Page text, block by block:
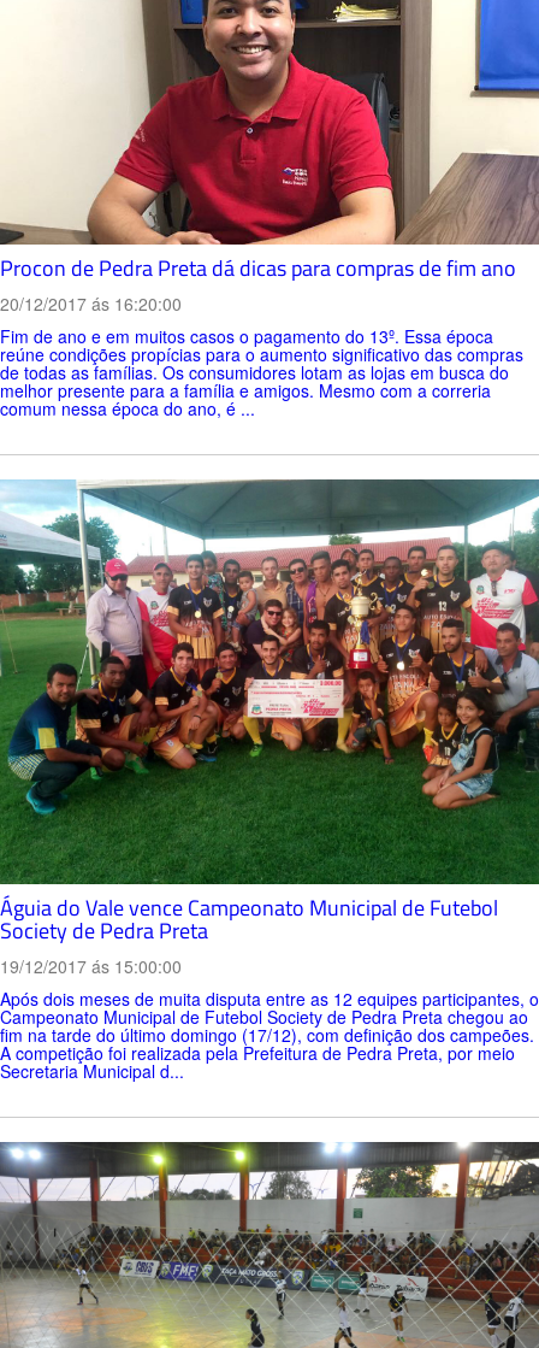
Procon de Pedra Preta dá dicas para compras de fim ano
20/12/2017 ás 16:20:00
Fim de ano e em muitos casos o pagamento do 13º. Essa época
reúne condições propícias para o aumento significativo das compras
de todas as famílias. Os consumidores lotam as lojas em busca do
melhor presente para a família e amigos. Mesmo com a correria
comum nessa época do ano, é ...
Águia do Vale vence Campeonato Municipal de Futebol
Society de Pedra Preta
19/12/2017 ás 15:00:00
Após dois meses de muita disputa entre as 12 equipes participantes, o
Campeonato Municipal de Futebol Society de Pedra Preta chegou ao
fim na tarde do último domingo (17/12), com definição dos campeões.
A competição foi realizada pela Prefeitura de Pedra Preta, por meio
Secretaria Municipal d...